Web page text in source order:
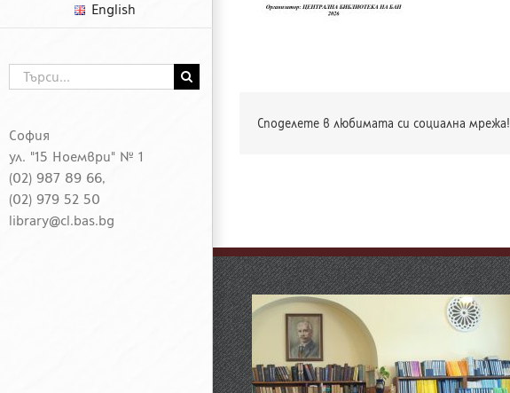
English
София
ул. "15 Ноември" № 1
(02) 987 89 66,
(02) 979 52 50
library@cl.bas.bg
Търсене
...
Споделете в любимата си социална мрежа!